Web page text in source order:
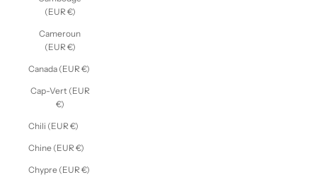
(EUR €)
Cameroun
(EUR €)
Canada (EUR €)
Cap-Vert (EUR
€)
Chili (EUR €)
Chine (EUR €)
Chypre (EUR €)